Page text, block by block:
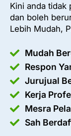
Kini anda tidak
dan boleh
Lebih Mudah,
Mudah
Respon
Jurujual
Kerja
Mesra
Sah